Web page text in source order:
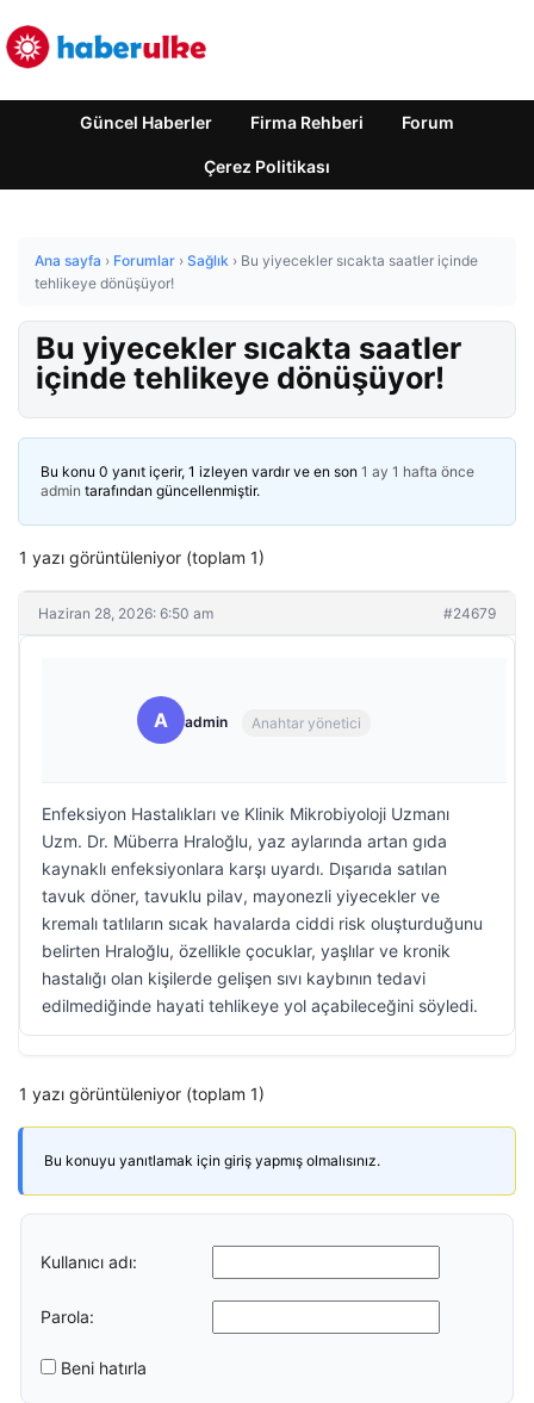
Güncel Haberler Firma Rehberi Forum
Çerez Politikası
Ana sayfa › Forumlar › Sağlık › Bu yiyecekler sıcakta saatler içinde
tehlikeye dönüşüyor!
Bu yiyecekler sıcakta saatler
içinde tehlikeye dönüşüyor!
Bu konu 0 yanıt içerir, 1 izleyen vardır ve en son 1 ay 1 hafta önce
admin tarafından güncellenmiştir.
1 yazı görüntüleniyor (toplam 1)
Haziran 28, 2026: 6:50 am #24679
A admin Anahtar yönetici
Enfeksiyon Hastalıkları ve Klinik Mikrobiyoloji Uzmanı
Uzm. Dr. Müberra Hraloğlu, yaz aylarında artan gıda
kaynaklı enfeksiyonlara karşı uyardı. Dışarıda satılan
tavuk döner, tavuklu pilav, mayonezli yiyecekler ve
kremalı tatlıların sıcak havalarda ciddi risk oluşturduğunu
belirten Hraloğlu, özellikle çocuklar, yaşlılar ve kronik
hastalığı olan kişilerde gelişen sıvı kaybının tedavi
edilmediğinde hayati tehlikeye yol açabileceğini söyledi.
1 yazı görüntüleniyor (toplam 1)
Bu konuyu yanıtlamak için giriş yapmış olmalısınız.
Kullanıcı adı:
Parola:
Beni hatırla